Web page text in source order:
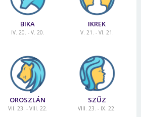
BIKA
IV. 20. - V. 20.
IKREK
V. 21. - VI. 21.
OROSZLÁN
VII. 23. - VIII. 22.
SZŰZ
VIII. 23. - IX. 22.